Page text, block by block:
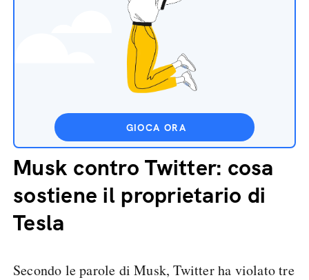
GIOCA ORA
Musk contro Twitter: cosa
sostiene il proprietario di
Tesla
Secondo le parole di Musk, Twitter ha violato tre